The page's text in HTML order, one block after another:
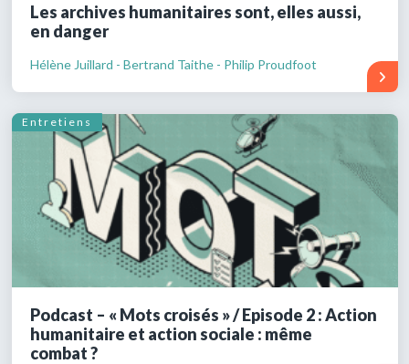
Les archives humanitaires sont, elles aussi,
en danger
Hélène Juillard - Bertrand Taithe - Philip Proudfoot
Entretiens
Podcast – « Mots croisés » / Episode 2 : Action
humanitaire et action sociale : même
combat ?